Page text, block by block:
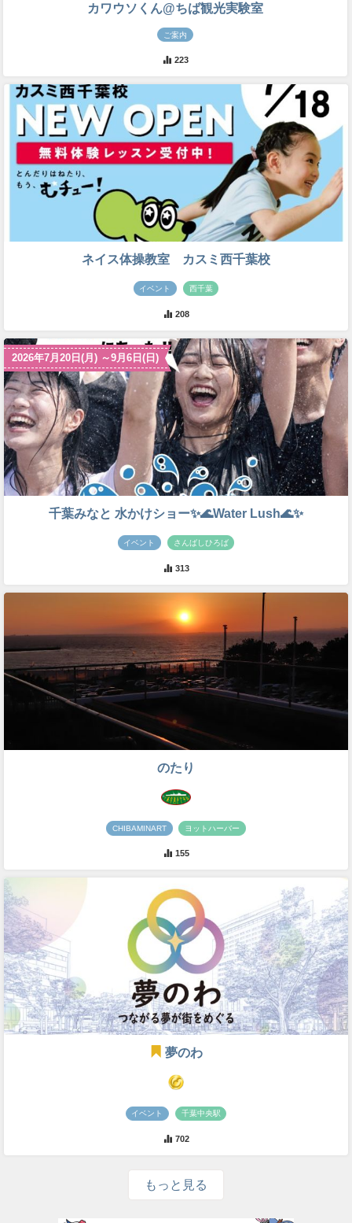
カワウソくん@ちば観光実験室
ご案内
223
ネイス体操教室 カスミ西千葉校
イベント 西千葉
208
2026年7月20日(月) ～9月6日(日)
千葉みなと 水かけショー✨🌊Water Lush🌊✨
イベント さんばしひろば
313
のたり
CHIBAMINART ヨットハーバー
155
夢のわ
イベント 千葉中央駅
702
もっと見る